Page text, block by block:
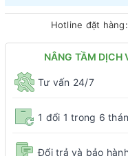
Hotline đặt
NÂNG TẦM DỊCH
Tư vấn 24/7
1 đổi 1 trong 6
Đổi trả và bảo